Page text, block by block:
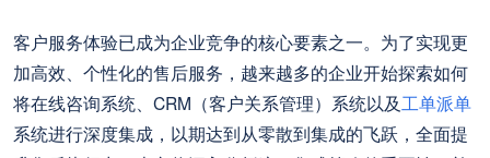
客户服务体验已成为企业竞争的核心要素之一。为了实现更
加高效、个性化的售后服务，越来越多的企业开始探索如何
将在线咨询系统、CRM（客户关系管理）系统以及工单派单
系统进行深度集成，以期达到从零散到集成的飞跃，全面提